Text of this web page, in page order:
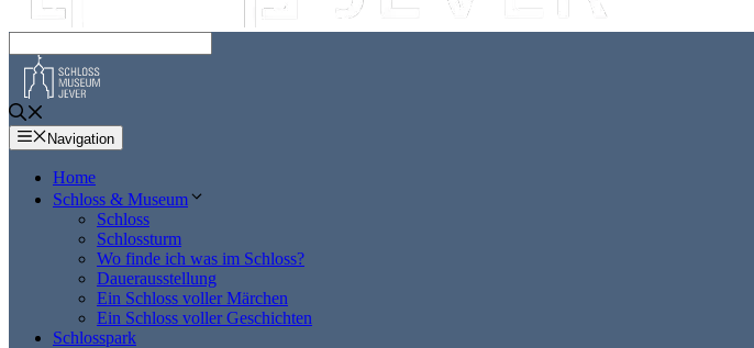
Navigation
Home
Schloss & Museum
Schloss
Schlossturm
Wo finde ich was im Schloss?
Dauerausstellung
Ein Schloss voller Märchen
Ein Schloss voller Geschichten
Schlosspark